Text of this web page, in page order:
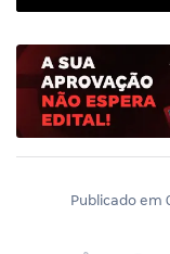
Publicado em